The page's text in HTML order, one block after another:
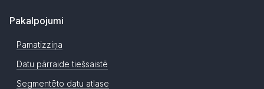
Pakalpojumi
Pamatizziņa
Datu pārraide tiešsaistē
Segmentēto datu atlase